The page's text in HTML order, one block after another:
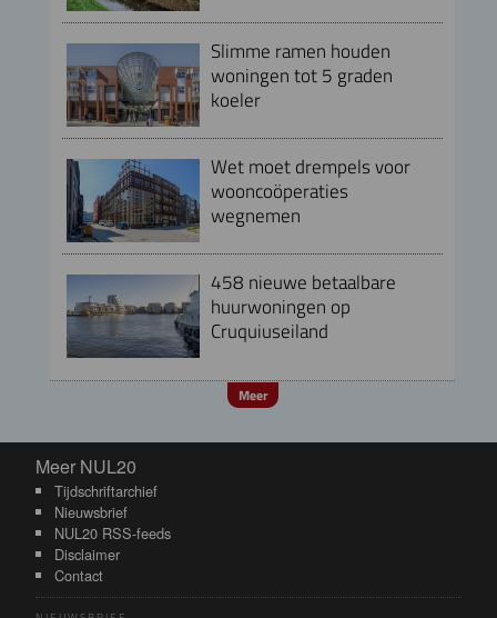
Slimme ramen houden
woningen tot 5 graden
koeler
Wet moet drempels voor
wooncoöperaties
wegnemen
458 nieuwe betaalbare
huurwoningen op
Cruquiuseiland
Meer
Meer NUL20
Meer NUL20
Tijdschriftarchief
Nieuwsbrief
NUL20 RSS-feeds
Disclaimer
Contact